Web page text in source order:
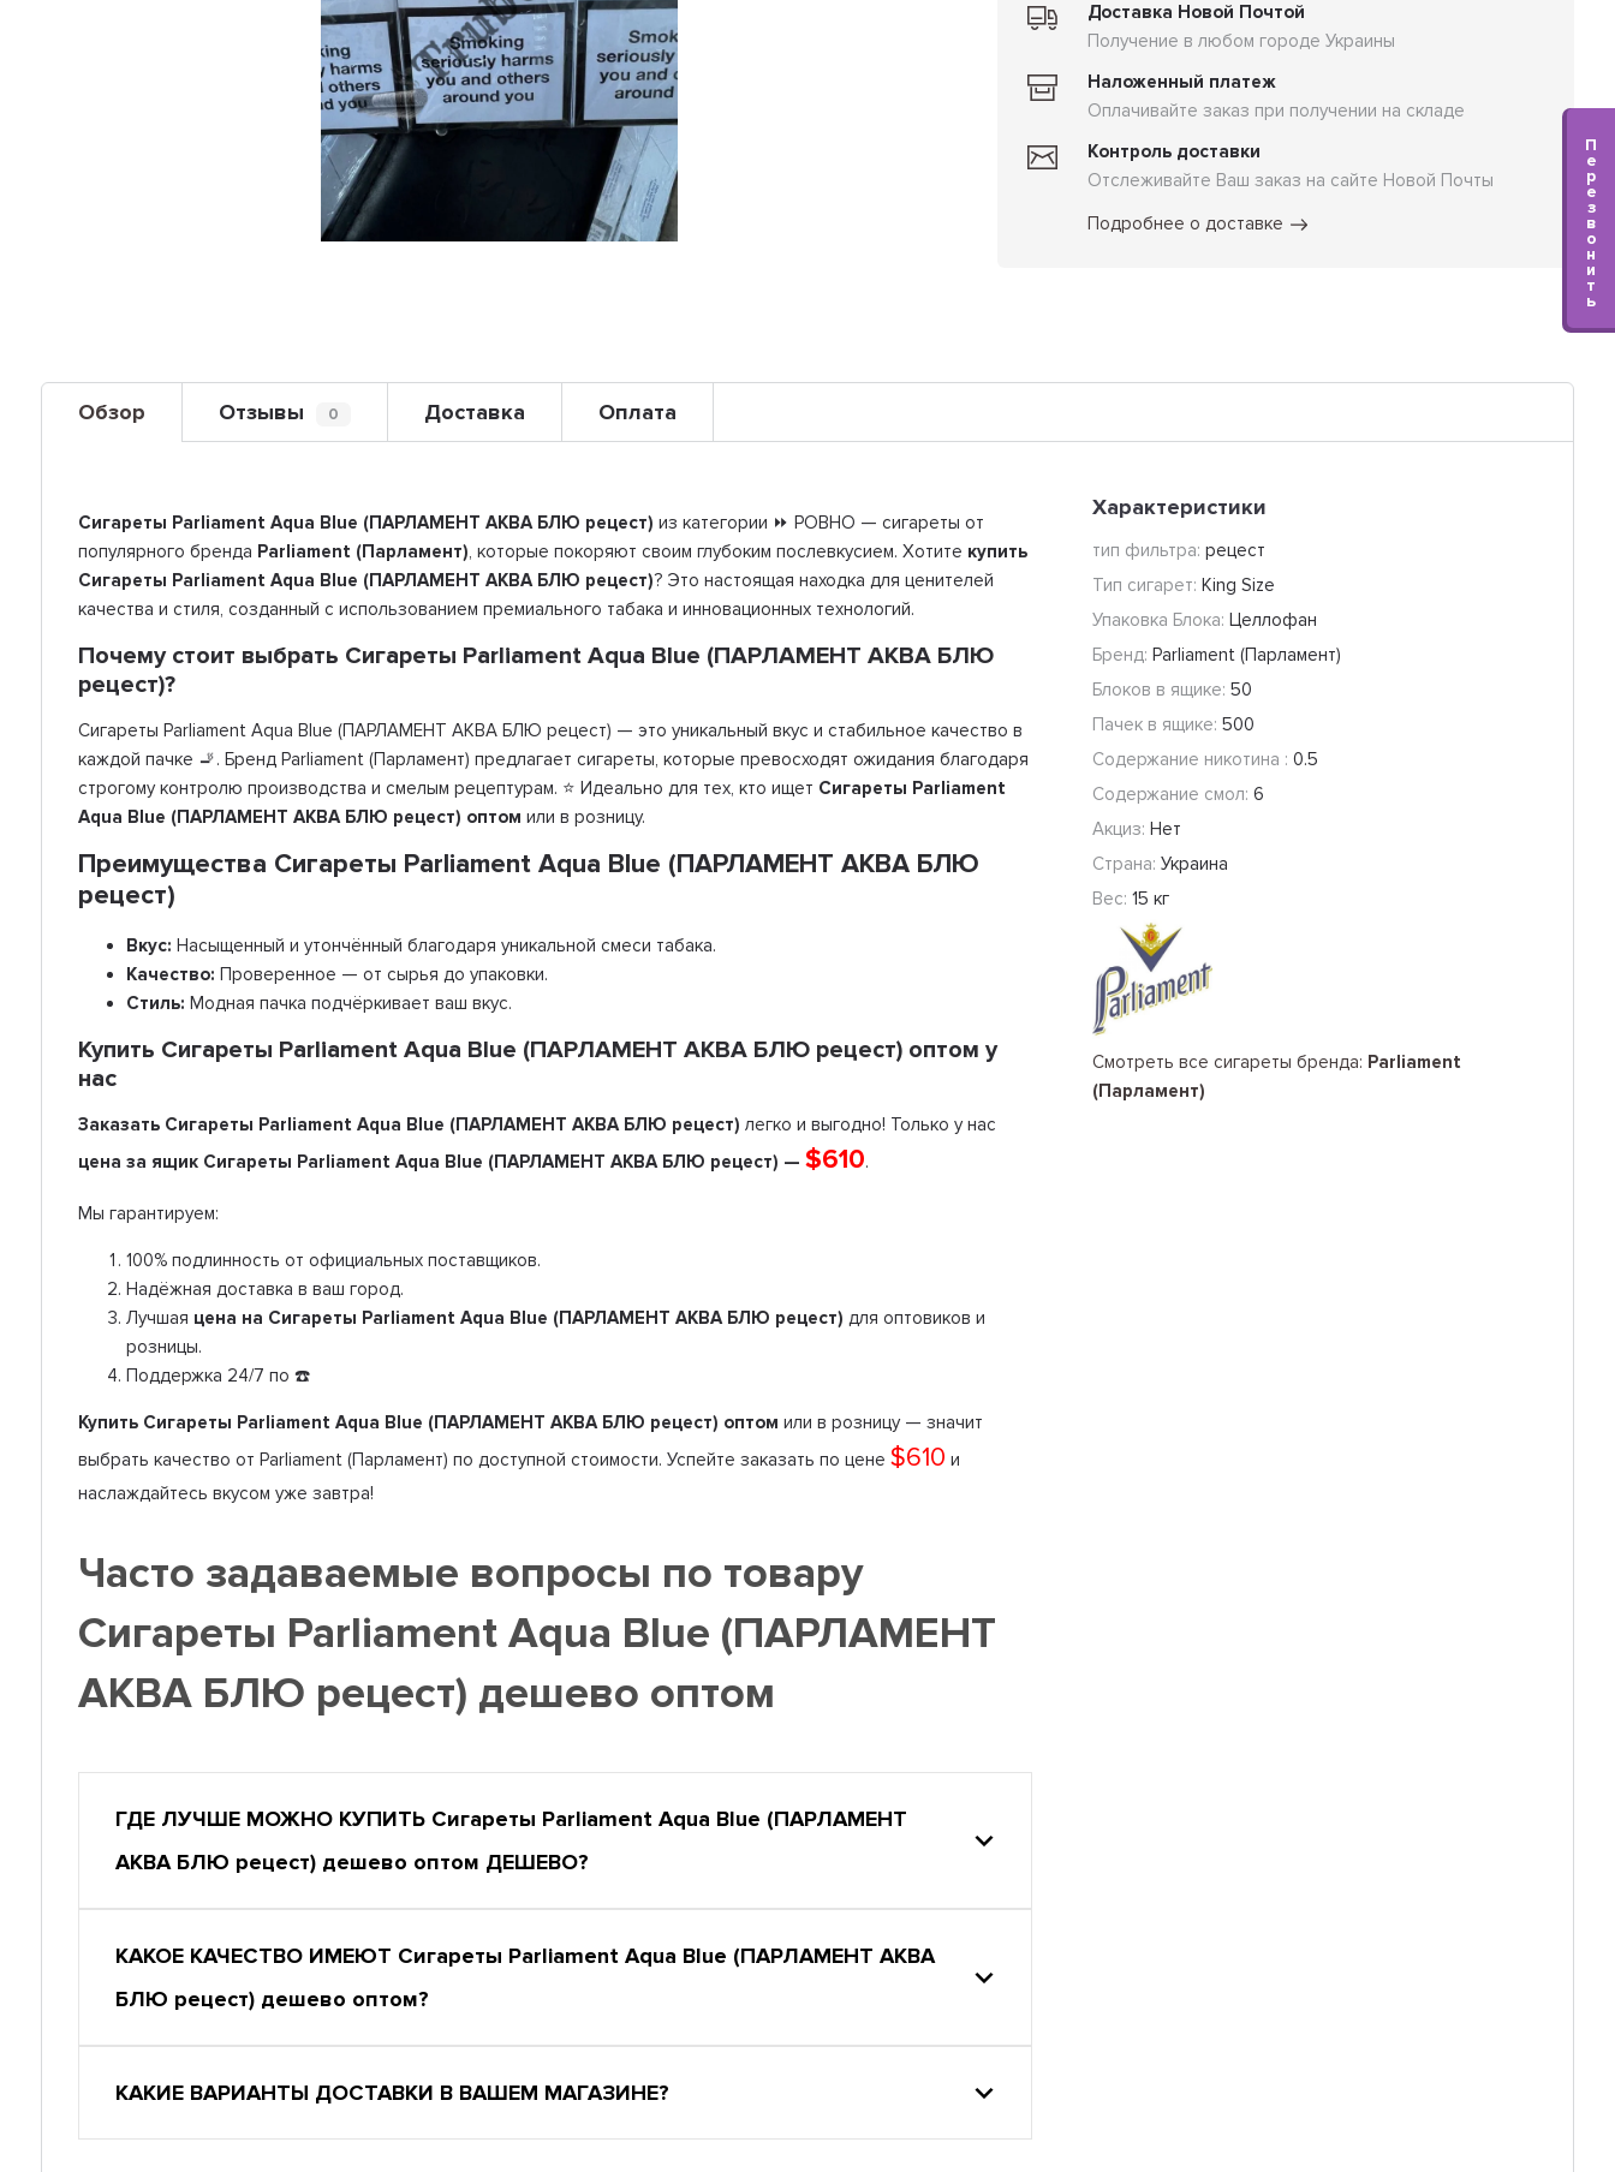
Доставка Новой Почтой
Получение в любом городе Украины
Наложенный платеж
Оплачивайте заказ при получении на складе
Контроль доставки
Отслеживайте Ваш заказ на сайте Новой Почты
Подробнее о доставке
Обзор Отзывы 0 Доставка Оплата
Сигареты Parliament Aqua Blue (ПАРЛАМЕНТ АКВА БЛЮ рецест) из категории ⏩ РОВНО — сигареты от
популярного бренда Parliament (Парламент), которые покоряют своим глубоким послевкусием. Хотите купить
Сигареты Parliament Aqua Blue (ПАРЛАМЕНТ АКВА БЛЮ рецест)? Это настоящая находка для ценителей
качества и стиля, созданный с использованием премиального табака и инновационных технологий.
Почему стоит выбрать Сигареты Parliament Aqua Blue (ПАРЛАМЕНТ АКВА БЛЮ
рецест)?
Сигареты Parliament Aqua Blue (ПАРЛАМЕНТ АКВА БЛЮ рецест) — это уникальный вкус и стабильное качество в
каждой пачке 🚬. Бренд Parliament (Парламент) предлагает сигареты, которые превосходят ожидания благодаря
строгому контролю производства и смелым рецептурам. ⭐ Идеально для тех, кто ищет Сигареты Parliament
Aqua Blue (ПАРЛАМЕНТ АКВА БЛЮ рецест) оптом или в розницу.
Преимущества Сигареты Parliament Aqua Blue (ПАРЛАМЕНТ АКВА БЛЮ
рецест)
Вкус: Насыщенный и утончённый благодаря уникальной смеси табака.
Качество: Проверенное — от сырья до упаковки.
Стиль: Модная пачка подчёркивает ваш вкус.
Купить Сигареты Parliament Aqua Blue (ПАРЛАМЕНТ АКВА БЛЮ рецест) оптом у
нас
Заказать Сигареты Parliament Aqua Blue (ПАРЛАМЕНТ АКВА БЛЮ рецест) легко и выгодно! Только у нас
цена за ящик Сигареты Parliament Aqua Blue (ПАРЛАМЕНТ АКВА БЛЮ рецест) —$610.
Мы гарантируем:
100% подлинность от официальных поставщиков.
Надёжная доставка в ваш город.
Лучшая цена на Сигареты Parliament Aqua Blue (ПАРЛАМЕНТ АКВА БЛЮ рецест) для оптовиков и
розницы.
Поддержка 24/7 по ☎️
Купить Сигареты Parliament Aqua Blue (ПАРЛАМЕНТ АКВА БЛЮ рецест) оптом или в розницу — значит
выбрать качество от Parliament (Парламент) по доступной стоимости. Успейте заказать по цене$610 и
наслаждайтесь вкусом уже завтра!
Часто задаваемые вопросы по товару
Сигареты Parliament Aqua Blue (ПАРЛАМЕНТ
АКВА БЛЮ рецест) дешево оптом
ГДЕ ЛУЧШЕ МОЖНО КУПИТЬ Сигареты Parliament Aqua Blue (ПАРЛАМЕНТ
АКВА БЛЮ рецест) дешево оптом ДЕШЕВО?
КАКОЕ КАЧЕСТВО ИМЕЮТ Сигареты Parliament Aqua Blue (ПАРЛАМЕНТ АКВА
БЛЮ рецест) дешево оптом?
КАКИЕ ВАРИАНТЫ ДОСТАВКИ В ВАШЕМ МАГАЗИНЕ?
Характеристики
тип фильтра: рецест
Тип сигарет: King Size
Упаковка Блока: Целлофан
Бренд: Parliament (Парламент)
Блоков в ящике: 50
Пачек в ящике: 500
Содержание никотина : 0.5
Содержание смол: 6
Акциз: Нет
Страна: Украина
Вес: 15 кг
Смотреть все сигареты бренда: Parliament
(Парламент)
П
е
р
е
з
в
о
н
и
т
ь